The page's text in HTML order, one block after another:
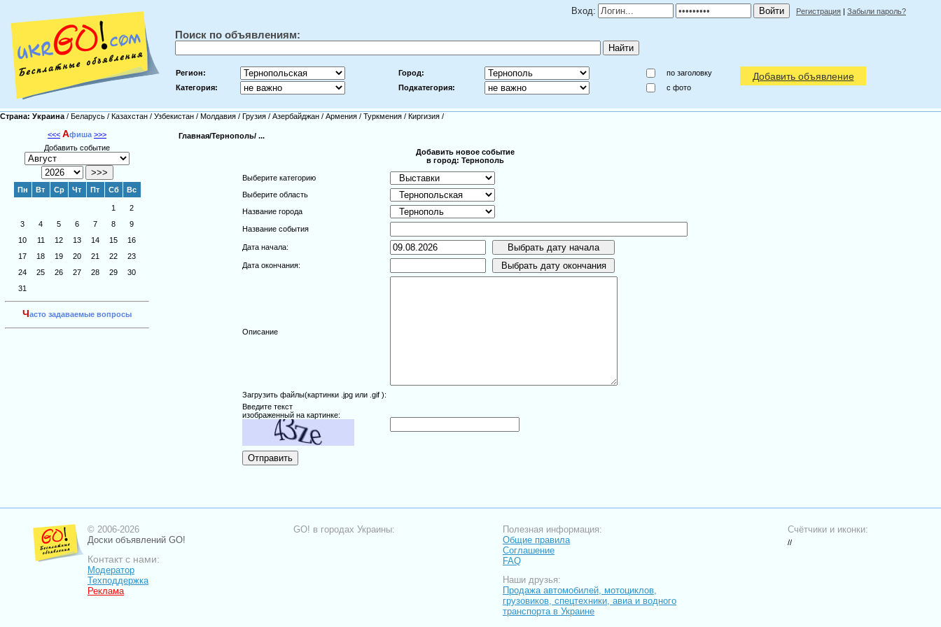
Вход: Регистрация | Забыли пароль?
Поиск по объявлениям:
Регион: Город:
по заголовку
Категория:
Подкатегория: c фото
Добавить объявление
Страна: Украина / Беларусь / Казахстан / Узбекистан / Молдавия / Грузия / Азербайджан / Армения / Туркмения / Киргизия /
<<< Афиша >>>
Добавить событие
Пн Вт Ср Чт Пт Сб Вс
1
2
3
4 5 6 7 8
9
10
11 12 13 14 15
16
17
18 19 20 21 22
23
24
25 26 27 28 29
30
31
Часто задаваемые вопросы
Главная/Тернополь/ ...
Добавить новое событие
в город: Тернополь
Выберите категорию
Выберите область
Название города
Название события
Дата начала:
Дата окончания:
Описание
Загрузить файлы(картинки .jpg или .gif ):
Введите текст
изображенный на картинке:
© 2006-2026
Доски объявлений GO!
Контакт с нами:
Модератор
Техподдержка
Реклама
GO! в городах Украины:
Полезная информация:
Общие правила
Соглашение
FAQ
Наши друзья:
Продажа автомобилей, мотоциклов,
грузовиков, спецтехники, авиа и водного
транспорта в Украине
Счётчики и иконки:
//